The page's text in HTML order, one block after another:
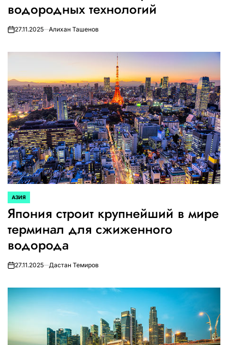
водородных технологий
on27.11.2025 Алихан Ташенов
ОПУБЛИКОВАНО
В
АЗИЯ
Япония строит крупнейший в мире
терминал для сжиженного
водорода
on27.11.2025 Дастан Темиров